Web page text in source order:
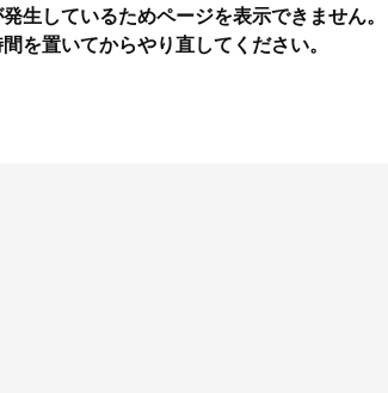
生しているためページを表示できません。
を置いてからやり直してください。